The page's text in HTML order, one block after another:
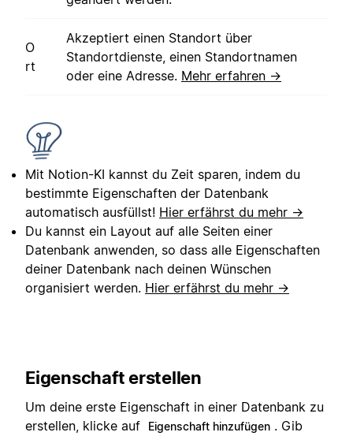
O
rt
Akzeptiert einen Standort über
Standortdienste, einen Standortnamen
oder eine Adresse. Mehr erfahren →
Mit Notion-KI kannst du Zeit sparen, indem du
bestimmte Eigenschaften der Datenbank
automatisch ausfüllst! Hier erfährst du mehr →
Du kannst ein Layout auf alle Seiten einer
Datenbank anwenden, so dass alle Eigenschaften
deiner Datenbank nach deinen Wünschen
organisiert werden. Hier erfährst du mehr →
Eigenschaft erstellen
Um deine erste Eigenschaft in einer Datenbank zu
erstellen, klicke auf
Eigenschaft hinzufügen . Gib